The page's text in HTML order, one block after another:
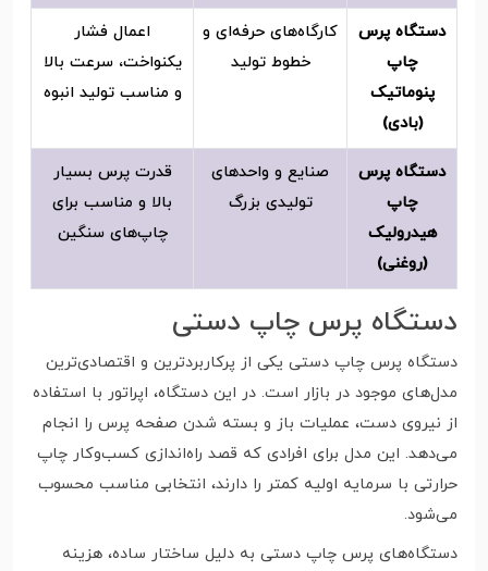
دستگاه پرس
چاپ
پنوماتیک
(بادی)
کارگاه‌های حرفه‌ای و
خطوط تولید
اعمال فشار
یکنواخت، سرعت بالا
و مناسب تولید انبوه
دستگاه پرس
چاپ
هیدرولیک
(روغنی)
صنایع و واحدهای
تولیدی بزرگ
قدرت پرس بسیار
بالا و مناسب برای
چاپ‌های سنگین
دستگاه پرس چاپ دستی
دستگاه پرس چاپ دستی یکی از پرکاربردترین و اقتصادی‌ترین
مدل‌های موجود در بازار است. در این دستگاه، اپراتور با استفاده
از نیروی دست، عملیات باز و بسته شدن صفحه پرس را انجام
می‌دهد. این مدل برای افرادی که قصد راه‌اندازی کسب‌وکار چاپ
حرارتی با سرمایه اولیه کمتر را دارند، انتخابی مناسب محسوب
می‌شود.
دستگاه‌های پرس چاپ دستی به دلیل ساختار ساده، هزینه